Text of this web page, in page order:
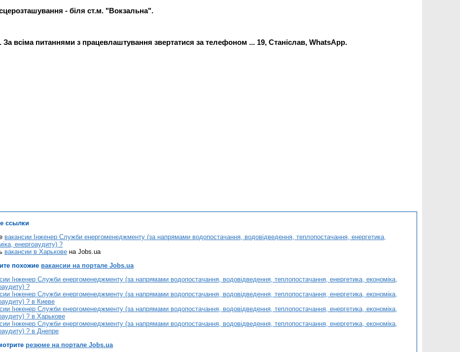
- біля ст.м. "Вокзальна".
За всіма питаннями з працевлаштування звертатися за телефоном ... 19, Станіслав, WhatsApp.
ссылки
вакансии Інженер Служби енергоменеджменту (за напрямами водопостачання, водовідведення, теплопостачання, енергетика,
енергоаудиту) ?
вакансии в Харькове на Jobs.ua
похожие вакансии на портале Jobs.ua
Інженер Служби енергоменеджменту (за напрямами водопостачання, водовідведення, теплопостачання, енергетика, економіка,
?
Інженер Служби енергоменеджменту (за напрямами водопостачання, водовідведення, теплопостачання, енергетика, економіка,
? в Киеве
Інженер Служби енергоменеджменту (за напрямами водопостачання, водовідведення, теплопостачання, енергетика, економіка,
? в Харькове
Інженер Служби енергоменеджменту (за напрямами водопостачання, водовідведення, теплопостачання, енергетика, економіка,
? в Днепре
резюме на портале Jobs.ua